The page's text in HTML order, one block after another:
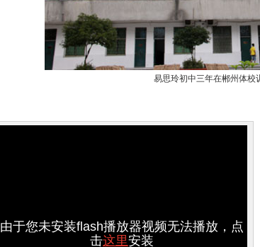
易思玲初中三年在郴州体校
由于您未安装flash播放器视频无法播放，点
击这里安装